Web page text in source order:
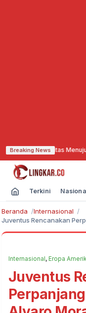
Breaking News
Soliditas Menuju Pemilu
Terkini
Beranda
Internasional
Juventus Rencanakan
Internasional, Eropa
Juventus